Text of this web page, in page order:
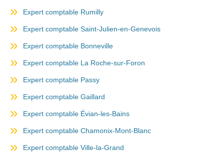
Expert comptable Rumilly
Expert comptable Saint-Julien-en-Genevois
Expert comptable Bonneville
Expert comptable La Roche-sur-Foron
Expert comptable Passy
Expert comptable Gaillard
Expert comptable Évian-les-Bains
Expert comptable Chamonix-Mont-Blanc
Expert comptable Ville-la-Grand